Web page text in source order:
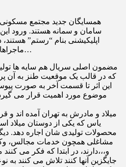
همسایگان جدید مجتمع مسکونی
سامان و سمانه هستند. ورود
اپلیکیشنی بنام “رستم”
ماجراهای جالبی را به وجود می آورد…
مضمون اصلی سریال هم سایه ها
که در قالب یک موقعیت طنز به آن
این اثر تا قسمت آخر به صورت
موضوع مورد اهمیت قرار می
میلاد و مادرش به تهران آمده اند
یاس که یکى از دوستان میلاد
محصولات تولیدى شان اجاره دهد.
مشاغلى همچون خدمات مجالس،
و،،،دارند، در ابتدا که فکر مى
جایگزین آنها کنند تلاش مى کنند